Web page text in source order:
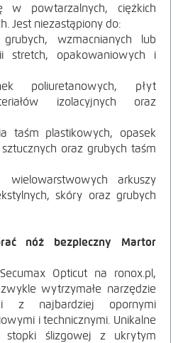
w powtarzalnych, ciężkich
Jest niezastąpiony do:
wzmacnianych lub
stretch, opakowaniowych i
poliuretanowych, płyt
izolacyjnych oraz
taśm plastikowych, opasek
oraz grubych taśm
wielowarstwowych arkuszy
skóry oraz grubych
nóż bezpieczny Martor
Opticut na ronox.pl,
wytrzymałe narzędzie
z najbardziej opornymi
i technicznymi. Unikalne
stopki ślizgowej z ukrytym